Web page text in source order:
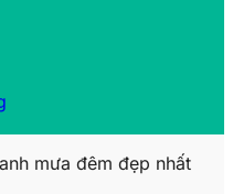
mưa đêm đẹp nhất